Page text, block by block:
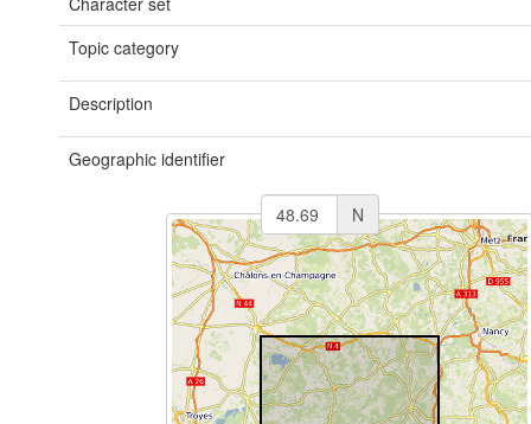
Topic category
Description
Geographic identifier
N